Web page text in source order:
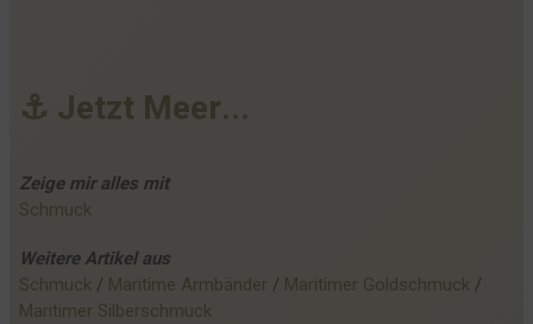
⚓ Jetzt Meer...
Zeige mir alles mit
Schmuck
Weitere Artikel aus
Schmuck / Maritime Armbänder / Maritimer Goldschmuck
Maritimer Silberschmuck